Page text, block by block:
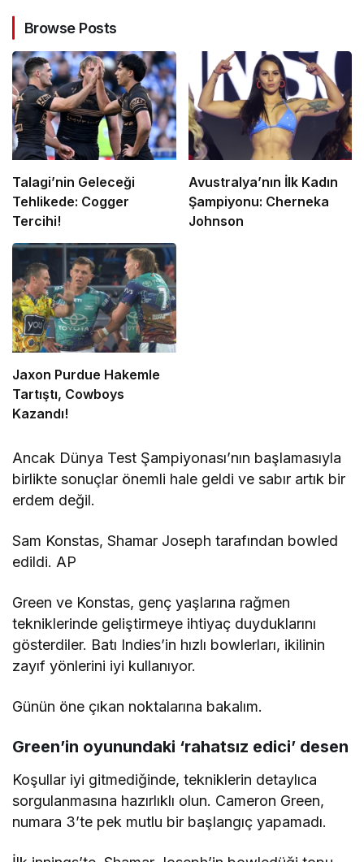
Browse Posts
Talagi’nin Geleceği
Tehlikede: Cogger
Tercihi!
Avustralya’nın İlk Kadın
Şampiyonu: Cherneka
Johnson
Jaxon Purdue Hakemle
Tartıştı, Cowboys
Kazandı!
Ancak Dünya Test Şampiyonası’nın başlamasıyla
birlikte sonuçlar önemli hale geldi ve sabır artık bir
erdem değil.
Sam Konstas, Shamar Joseph tarafından bowled
edildi. AP
Green ve Konstas, genç yaşlarına rağmen
tekniklerinde geliştirmeye ihtiyaç duyduklarını
gösterdiler. Batı Indies’in hızlı bowlerları, ikilinin
zayıf yönlerini iyi kullanıyor.
Günün öne çıkan noktalarına bakalım.
Green’in oyunundaki ‘rahatsız edici’ desen
Koşullar iyi gitmediğinde, tekniklerin detaylıca
sorgulanmasına hazırlıklı olun. Cameron Green,
numara 3’te pek mutlu bir başlangıç yapamadı.